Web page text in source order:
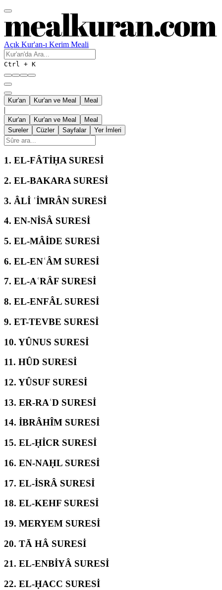
Açık Kur'an-ı Kerim Meali
Ctrl + K
Kur'an Kur'an ve Meal Meal
|
Kur'an Kur'an ve Meal
Meal
Sureler
Cüzler Sayfalar Yer İmleri
1. EL-FÂTİḤA SURESİ
2. EL-BAKARA SURESİ
3. ÂLİ ʿİMRÂN SURESİ
4. EN-NİSÂ SURESİ
5. EL-MÂİDE SURESİ
6. EL-ENʿÂM SURESİ
7. EL-AʿRÂF SURESİ
8. EL-ENFÂL SURESİ
9. ET-TEVBE SURESİ
10. YÛNUS SURESİ
11. HÛD SURESİ
12. YÛSUF SURESİ
13. ER-RAʿD SURESİ
14. İBRÂHÎM SURESİ
15. EL-ḤİCR SURESİ
16. EN-NAḤL SURESİ
17. EL-İSRÂ SURESİ
18. EL-KEHF SURESİ
19. MERYEM SURESİ
20. TĀ HÂ SURESİ
21. EL-ENBİYÂ SURESİ
22. EL-ḤACC SURESİ